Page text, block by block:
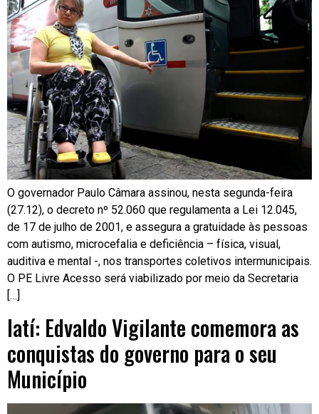
O governador Paulo Câmara assinou, nesta segunda-feira
(27.12), o decreto nº 52.060 que regulamenta a Lei 12.045,
de 17 de julho de 2001, e assegura a gratuidade às pessoas
com autismo, microcefalia e deficiência – física, visual,
auditiva e mental -, nos transportes coletivos intermunicipais.
O PE Livre Acesso será viabilizado por meio da Secretaria
[…]
Iatí: Edvaldo Vigilante comemora as
conquistas do governo para o seu
Município